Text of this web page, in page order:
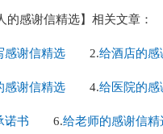
的感谢信精选】相关文章：
感谢信精选 2.给酒店的感
感谢信精选 4.给医院的感
诺书 6.给老师的感谢信精